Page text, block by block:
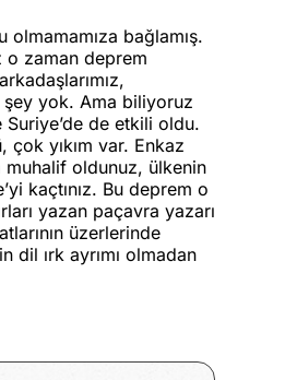
bağlamış.
o zaman deprem
şey yok. Ama biliyoruz
de etkili oldu.
yıkım var. Enkaz
muhalif oldunuz, ülkenin
kaçtınız. Bu deprem o
yazan paçavra yazarı
üzerlerinde
dil ırk ayrımı olmadan